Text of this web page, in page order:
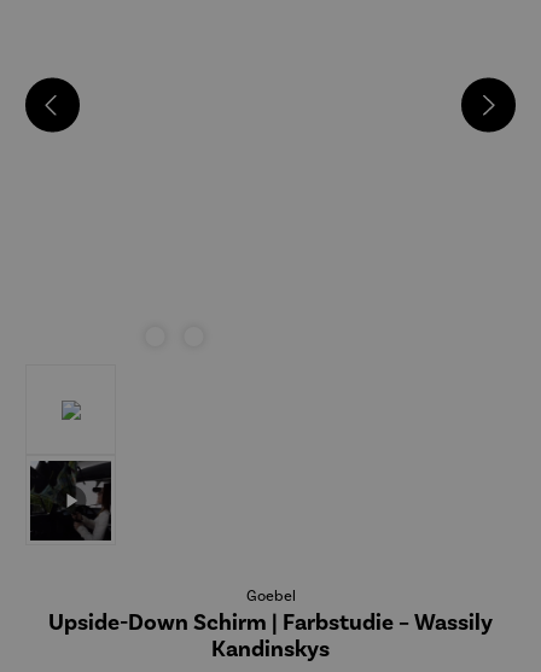
Goebel
Upside-Down Schirm | Farbstudie – Wassily
Kandinskys